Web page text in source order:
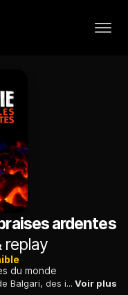
ardentes
replay
du monde
Tous les 3 juin, dans le village bulgare de Balgari, des initiés dansent sur les braises au son du tambour et de la cornemuse, en portant ds icônes. Voir plus